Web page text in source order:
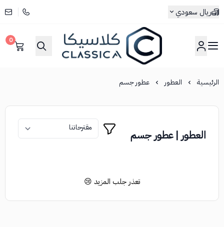
ريال سعودي
كلاسيكا
0
الرئيسية العطور عطور جسم
العطور | عطور جسم
تعذر جلب المزيد 😢